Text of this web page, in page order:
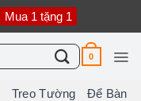
Mua 1 tặng 1
0
Treo Tường Để Bàn